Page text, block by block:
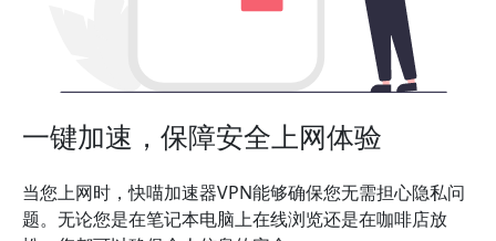
一键加速，保障安全上网体验
当您上网时，快喵加速器VPN能够确保您无需担心隐私问
题。无论您是在笔记本电脑上在线浏览还是在咖啡店放